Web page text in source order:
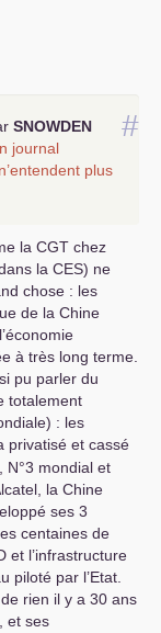
#
SNOWDEN
journal
plus
la CGT chez
la CES) ne
chose : les
de la Chine
à très long terme.
pu parler du
totalement
: les
privatisé et cassé
N°3 mondial et
la Chine
ses 3
centaines de
et l’infrastructure
piloté par l’Etat.
rien il y a 30 ans
, et ses